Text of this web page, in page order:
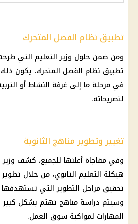
تطبيق نظام الفصل المتحرك
ومن ضمن حلول وزير التعليم التي
تطبيق نظام الفصل المتحرك، يكون
في مرحلة ما إلى غرفة النشاط أو
لتصريحاته.
تغيير وتطوير مناهج الثانوية
وفي مفاجاة أعلنها للجميع، كشف
هيكلة التعليم الثانوي، من خلال
وسيتم دراسة مناهج تهتم بشكل
المهارات لمواكبة سوق العمل.